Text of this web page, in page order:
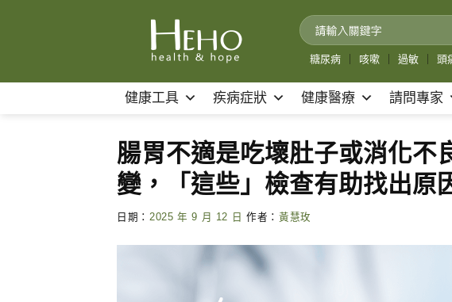
糖尿病 咳嗽 過敏 頭
健康工具 疾病症狀 健康醫療 請問專家
腸胃不適是吃壞肚子或消化不
變，「這些」檢查有助找出原
日期： 2025 年 9 月 12 日 作者： 黃慧玫